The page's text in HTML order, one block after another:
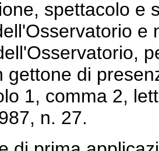
spettacolo e
e
gettone di
1, comma 2,
n. 27.